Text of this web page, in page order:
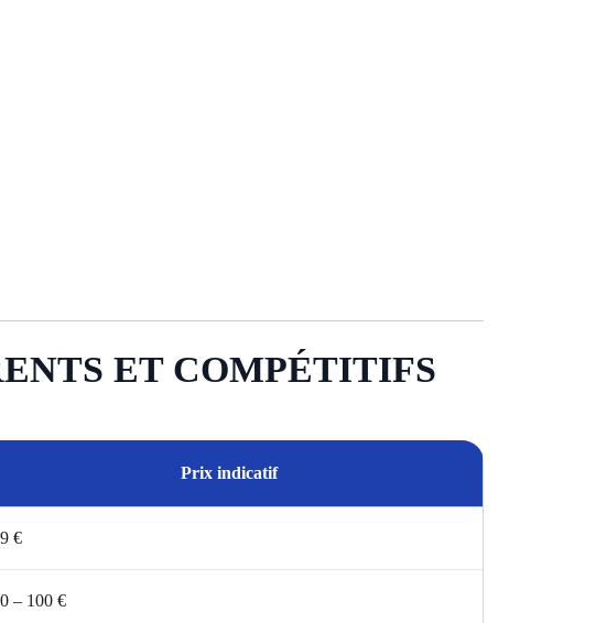
ET COMPÉTITIFS
Prix indicatif
€
– 100 €